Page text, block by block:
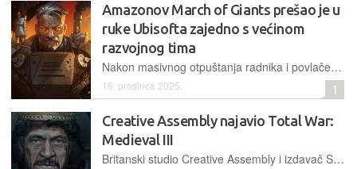
Amazonov March of Giants prešao je u
ruke Ubisofta zajedno s većinom
razvojnog tima
Nakon masivnog otpuštanja radnika i povlačenja iz razvoja visokobudžetnih igara, Amazon je odlučio prodati intelektualna prava za March of Giants francuskom Ubisoftu
16. prosinca 2025. 1
Creative Assembly najavio Total War:
Medieval III
Britanski studio Creative Assembly i izdavač SEGA službeno su jučer najavili novu igru iz serijala Total War — Total War: Medieval III, čime se franšiza vraća svojim povijesnim korijenima